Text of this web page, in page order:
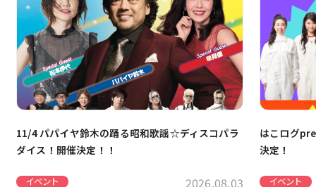
11/4 パパイヤ鈴木の踊る昭和歌謡☆ディスコパラ
ダイス！開催決定！！
イベント 2026.08.03
はこログ
決定！
イベント